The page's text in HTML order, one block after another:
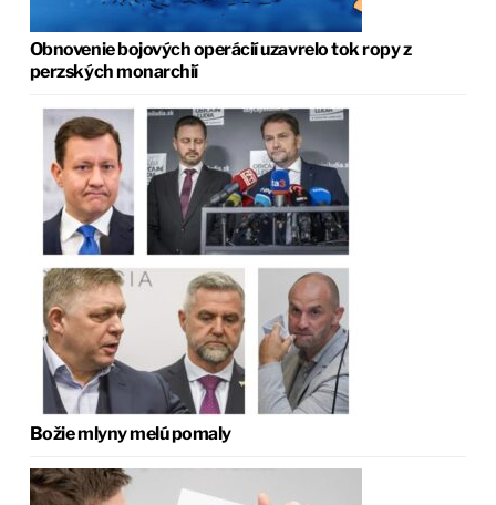
Obnovenie bojových operácií uzavrelo tok ropy z
perzských monarchií
Božie mlyny melú pomaly